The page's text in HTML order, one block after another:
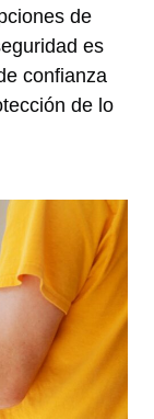
de
es
confianza
de lo